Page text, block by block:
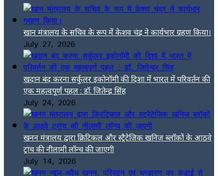
खान मंत्रालय के सचिव के रूप में केशव चंद्र ने कार्यभार ग्रहण किया।
July 27, 2026
खदान बंद करना सर्कुलर इकोनॉमी की दिशा में भारत में परिवर्तन की
एक महत्वपूर्ण पहल : डॉ. जितेन्द्र सिंह
July 24, 2026
खनन मंत्रालय द्वारा क्रिटिकल और स्ट्रैटेजिक खनिज ब्लॉकों के आठवे
ट्रांच की नीलामी लॉन्च की जाएगी
July 14, 2026